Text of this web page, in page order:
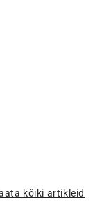
kõiki artikleid